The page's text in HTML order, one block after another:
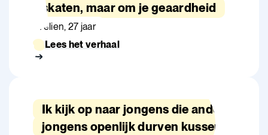
skaten, maar om je geaardheid
Evelien, 27 jaar
Lees het verhaal
Ik kijk op naar jongens die andere
jongens openlijk durven kussen